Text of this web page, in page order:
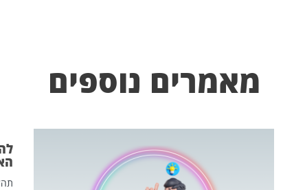
מאמרים נוספים